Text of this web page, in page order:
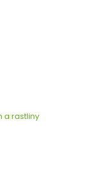
a rastliny